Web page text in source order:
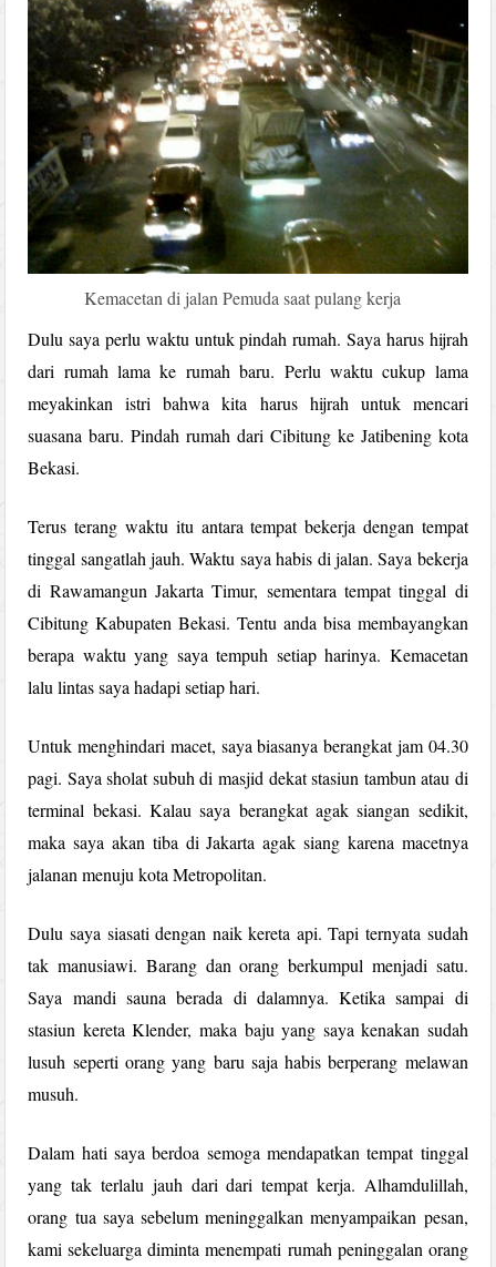
Kemacetan di jalan Pemuda saat pulang kerja
Dulu saya perlu waktu untuk pindah rumah. Saya harus hijrah
dari rumah lama ke rumah baru. Perlu waktu cukup lama
meyakinkan istri bahwa kita harus hijrah untuk mencari
suasana baru. Pindah rumah dari Cibitung ke Jatibening kota
Bekasi.
Terus terang waktu itu antara tempat bekerja dengan tempat
tinggal sangatlah jauh. Waktu saya habis di jalan. Saya bekerja
di Rawamangun Jakarta Timur, sementara tempat tinggal di
Cibitung Kabupaten Bekasi. Tentu anda bisa membayangkan
berapa waktu yang saya tempuh setiap harinya. Kemacetan
lalu lintas saya hadapi setiap hari.
Untuk menghindari macet, saya biasanya berangkat jam 04.30
pagi. Saya sholat subuh di masjid dekat stasiun tambun atau di
terminal bekasi. Kalau saya berangkat agak siangan sedikit,
maka saya akan tiba di Jakarta agak siang karena macetnya
jalanan menuju kota Metropolitan.
Dulu saya siasati dengan naik kereta api. Tapi ternyata sudah
tak manusiawi. Barang dan orang berkumpul menjadi satu.
Saya mandi sauna berada di dalamnya. Ketika sampai di
stasiun kereta Klender, maka baju yang saya kenakan sudah
lusuh seperti orang yang baru saja habis berperang melawan
musuh.
Dalam hati saya berdoa semoga mendapatkan tempat tinggal
yang tak terlalu jauh dari dari tempat kerja. Alhamdulillah,
orang tua saya sebelum meninggalkan menyampaikan pesan,
kami sekeluarga diminta menempati rumah peninggalan orang